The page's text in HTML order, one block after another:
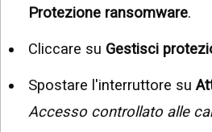
Protezione ransomware.
Cliccare su Gestisci
Spostare l'interruttore su
Accesso controllato alle